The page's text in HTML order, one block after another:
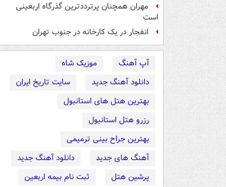
مهران همچنان پرترددترین گذرگاه اربعینی
است
انفجار در یک کارخانه در جنوب تهران
آپ آهنگ
موزیک شاه
دانلود آهنگ جدید
سایت تاریخ ایران
بهترین هتل های استانبول
رزرو هتل استانبول
بهترین جراح بینی ترمیمی
آهنگ های جدید
دانلود آهنگ جدید
پرشین هتل
ثبت نام بیمه اربعین